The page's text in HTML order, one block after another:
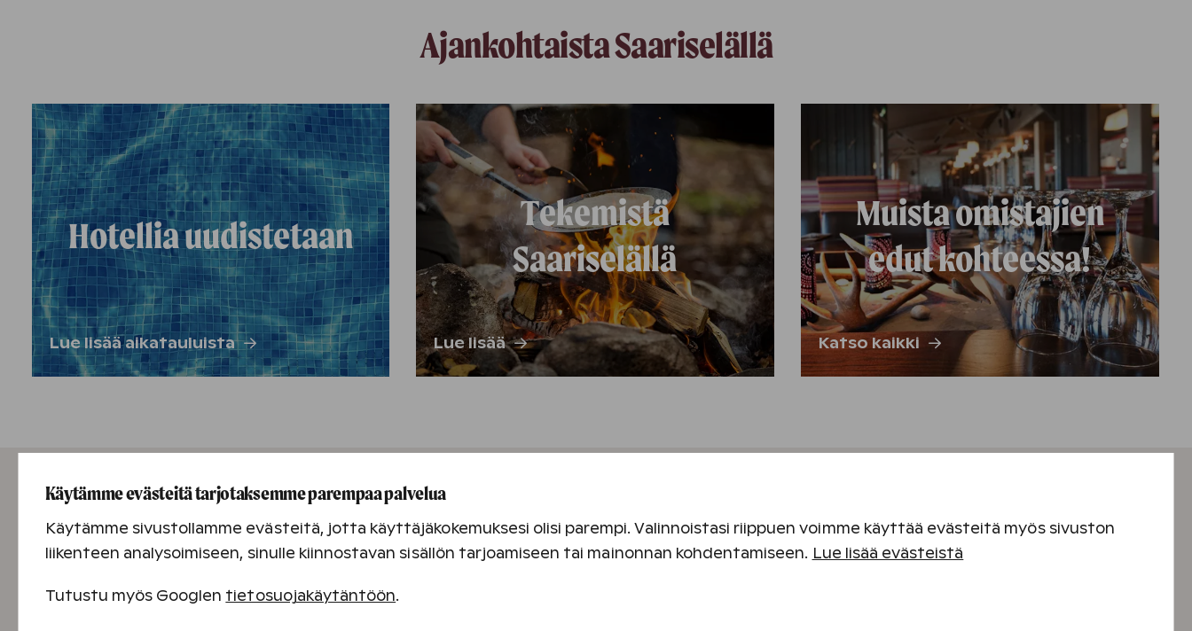
Ajankohtaista Saariselällä
Hotellia uudistetaan
Lue lisää aikatauluista
Tekemistä
Saariselällä
Lue lisää
Muista omistajien
edut kohteessa!
Katso kaikki
Aktiviteetteja ja
Käytämme evästeitä tarjotaksemme parempaa palvelua
Käytämme sivustollamme evästeitä, jotta käyttäjäkokemuksesi olisi parempi. Valinnoistasi riippuen voimme käyttää evästeitä myös sivuston
liikenteen analysoimiseen, sinulle kiinnostavan sisällön tarjoamiseen tai mainonnan kohdentamiseen. Lue lisää evästeistä
Tutustu myös Googlen tietosuojakäytäntöön.